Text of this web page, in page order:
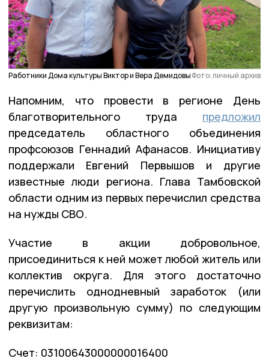
Работники Дома культуры Виктор и Вера ДемидовыФото: личный архив
Напомним, что провести в регионе День
благотворительного труда предложил
председатель областного объединения
профсоюзов Геннадий Афанасов. Инициативу
поддержали Евгений Первышов и другие
известные люди региона. Глава Тамбовской
области одним из первых перечислил средства
на нужды СВО.
Участие в акции добровольное,
присоединиться к ней может любой житель или
коллектив округа. Для этого достаточно
перечислить однодневный заработок (или
другую произвольную сумму) по следующим
реквизитам:
Счет: 03100643000000016400